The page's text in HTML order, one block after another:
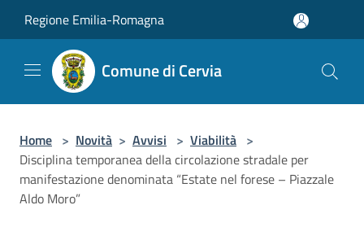
Regione Emilia-Romagna
Comune di Cervia
Home > Novità > Avvisi > Viabilità >
Disciplina temporanea della circolazione stradale per
manifestazione denominata “Estate nel forese – Piazzale
Aldo Moro”